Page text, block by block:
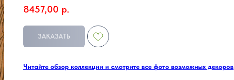
8457,00 р.
ЗАКАЗАТЬ
Читайте обзор коллекции и смотрите все фото возможных декоров